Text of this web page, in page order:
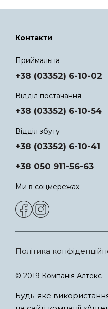
Контакти
Приймальна
+38 (03352) 6-10-02
Відділ постачання
+38 (03352) 6-10-54
Відділ збуту
+38 (03352) 6-10-41
+38 050 911-56-63
Ми в соцмережах:
© 2019 Компанія Алтекс
Будь-яке
Політика